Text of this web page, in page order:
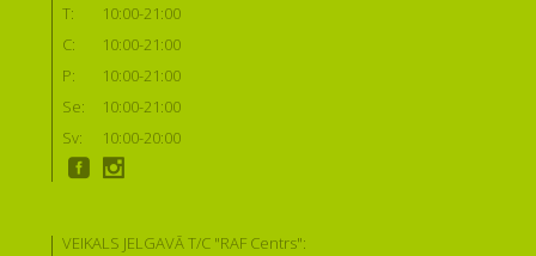
T:
10:00-21:00
C:
10:00-21:00
P:
10:00-21:00
Se:
10:00-21:00
Sv:
10:00-20:00
VEIKALS JELGAVĀ T/C "RAF Centrs":